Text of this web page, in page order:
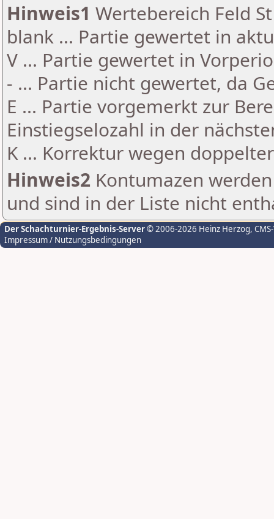
Hinweis1 Wertebereich Feld
blank ... Partie gewertet in
V ... Partie gewertet in
- ... Partie nicht gewertet, da
E ... Partie vorgemerkt zur
Einstiegselozahl in der
K ... Korrektur wegen
Hinweis2 Kontumazen
und sind in der Liste nicht
Der Schachturnier-Ergebnis-Server© 2006-2026 Heinz Herzog,
Impressum / Nutzungsbedingungen